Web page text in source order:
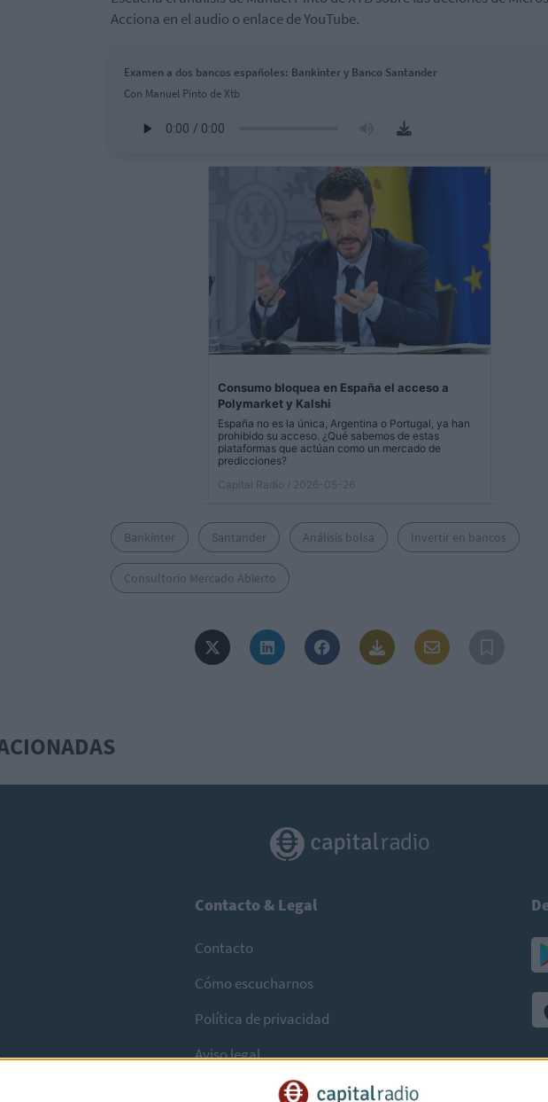
Acciona en el audio o enlace de YouTube.
Examen a dos bancos españoles: Bankinter y Banco Santander
Con Manuel Pinto de Xtb
Consumo bloquea en España el acceso a
Polymarket y Kalshi
España no es la única, Argentina o Portugal, ya han
prohibido su acceso. ¿Qué sabemos de estas
plataformas que actúan como un mercado de
predicciones?
Capital Radio
/ 2026-05-26
Bankinter Santander Análisis bolsa Invertir en bancos
Consultorio Mercado Abierto
Contacto & Legal
Contacto
Cómo escucharnos
Política de privacidad
Aviso legal